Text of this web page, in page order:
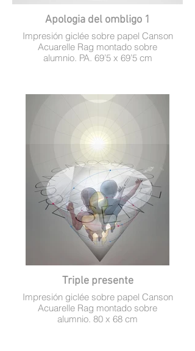
Apologia del ombligo 1
Impresión giclée sobre papel Canson
Acuarelle Rag montado sobre
alumnio. PA. 69’5 x 69’5 cm
Triple presente
Impresión giclée sobre papel Canson
Acuarelle Rag montado sobre
alumnio. 80 x 68 cm